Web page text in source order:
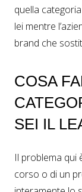
quella
lei mentre
brand che
COSA
SEI IL
Il problema qui
corso o di un